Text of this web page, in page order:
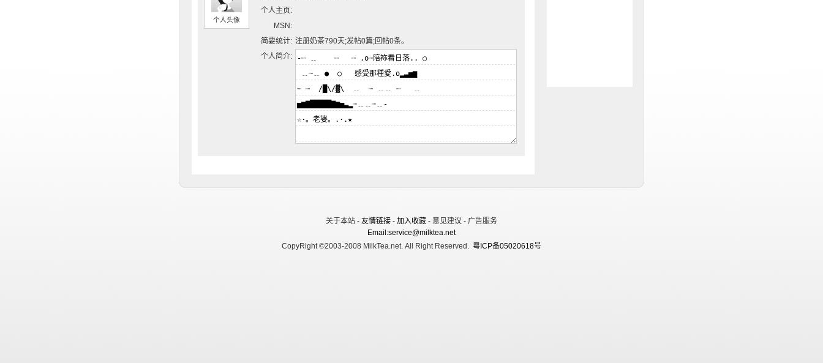
个人头像
个人主页:
MSN:
简要统计: 注册奶茶790天;发帖0篇;回帖0条。
个人简介:
关于本站 - 友情链接 - 加入收藏 - 意见建议 - 广告服务
Email:service@milktea.net
CopyRight ©2003-2008 MilkTea.net. All Right Reserved. 粤ICP备05020618号